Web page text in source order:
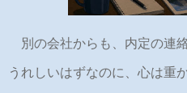
別の会社からも、内定の連絡
うれしいはずなのに、心は重